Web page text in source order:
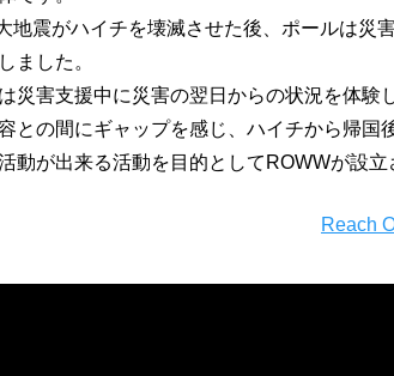
地震がハイチを壊滅させた後、ポールは災
ました。
災害支援中に災害の翌日からの状況を体験
との間にギャップを感じ、ハイチから帰国
動が出来る活動を目的としてROWWが設立
Reach